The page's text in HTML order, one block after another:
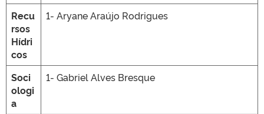
Recu
rsos
Hídri
cos
1- Aryane Araújo Rodrigues
Soci
ologi
a
1- Gabriel Alves Bresque